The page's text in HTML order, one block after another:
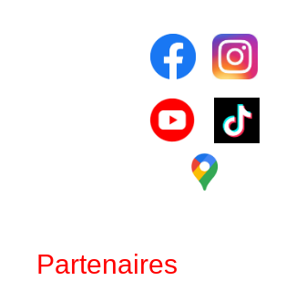
Partenaires